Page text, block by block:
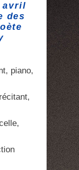
avril
des
piano,